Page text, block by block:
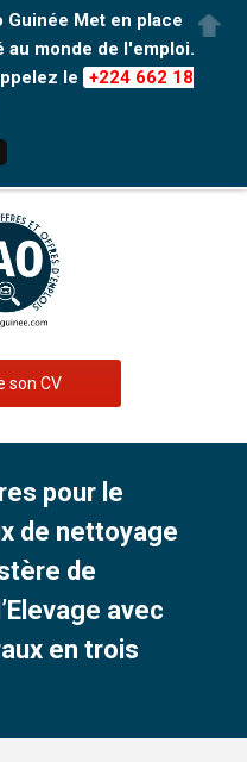
Guinée Met en place
au monde de l'emploi.
le +224 662 18
son CV
pour le
de nettoyage
de
avec
en trois